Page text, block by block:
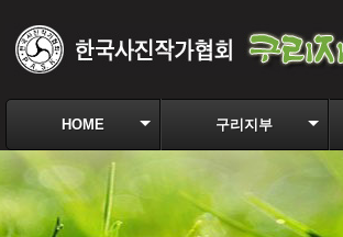
HOME 구리지부